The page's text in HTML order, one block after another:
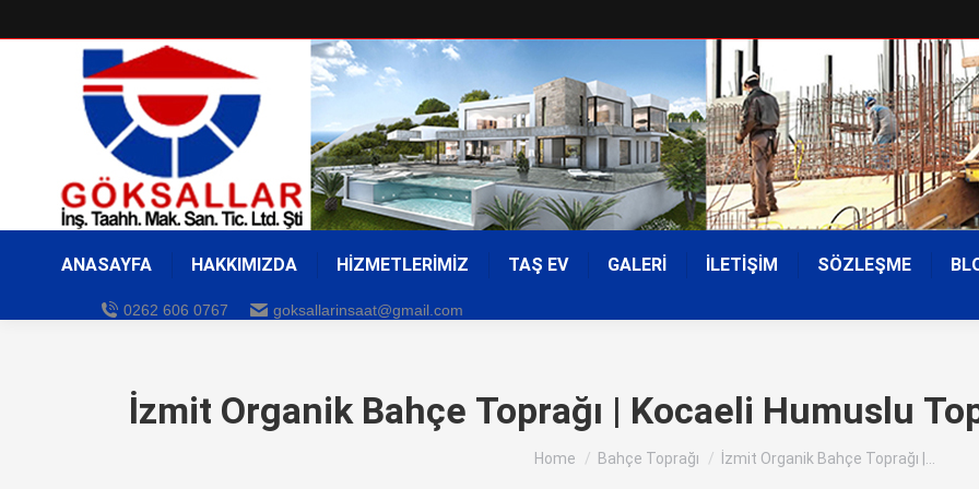
ANASAYFA HAKKIMIZDA HİZMETLERİMİZ TAŞ EV GALERİ İLETİŞİM SÖZLEŞME
0262 606 0767 goksallarinsaat@gmail.com
İzmit Organik Bahçe Toprağı | Kocaeli Humuslu
You are here:
Home Bahçe Toprağı İzmit Organik Bahçe Toprağı |…